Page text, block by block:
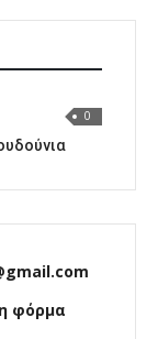
0
φόρμα